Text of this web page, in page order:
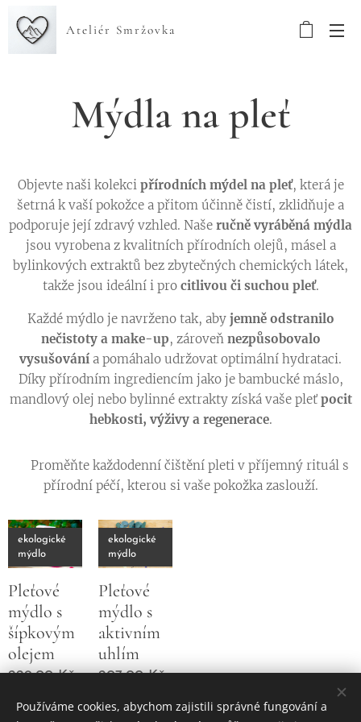
Ateliér Smržovka
Mýdla na pleť
Objevte naši kolekci přírodních mýdel na pleť, která je
šetrná k vaší pokožce a přitom účinně čistí, zklidňuje a
podporuje její zdravý vzhled. Naše ručně vyráběná mýdla
jsou vyrobena z kvalitních přírodních olejů, másel a
bylinkových extraktů bez zbytečných chemických látek,
takže jsou ideální i pro citlivou či suchou pleť.
Každé mýdlo je navrženo tak, aby jemně odstranilo
nečistoty a make-up, zároveň nezpůsobovalo
vysušování a pomáhalo udržovat optimální hydrataci.
Díky přírodním ingrediencím jako je bambucké máslo,
mandlový olej nebo bylinné extrakty získá vaše pleť pocit
hebkosti, výživy a regenerace.
🌿 Proměňte každodenní čištění pleti v příjemný rituál s
přírodní péčí, kterou si vaše pokožka zaslouží.
Pleťové
mýdlo s
šípkovým
olejem
ekologické
mýdlo
229,00Kč
Pleťové
mýdlo s
aktivním
uhlím
ekologické
mýdlo
207,00Kč
Používáme cookies, abychom zajistili správné fungování a